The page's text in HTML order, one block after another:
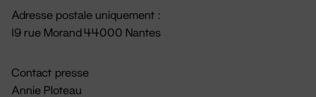
Adresse postale uniquement :
19 rue Morand 44000 Nantes
Contact presse
Annie Ploteau